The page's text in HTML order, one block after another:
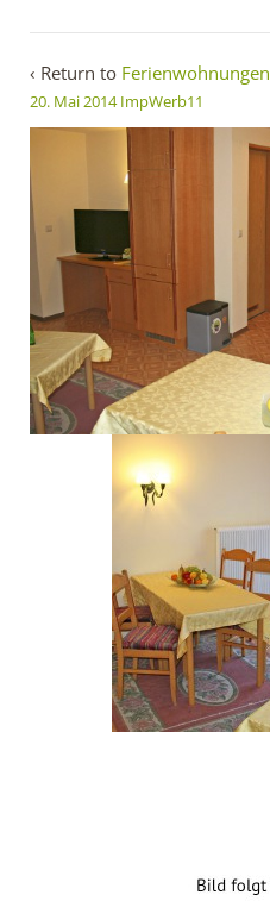
‹ Return to Ferienwohnungen
20. Mai 2014 ImpWerb11